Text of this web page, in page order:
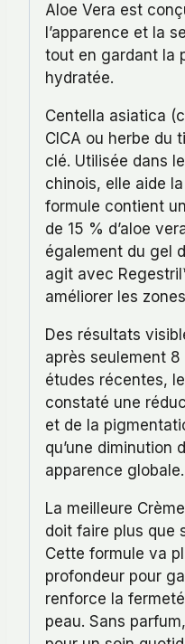
Aloe Vera est
l’apparence et la
tout en gardant la
hydratée.
Centella asiatica
CICA ou herbe du
clé. Utilisée dans
chinois, elle aide
formule contient
de 15 % d’aloe
également du gel
agit avec
améliorer les
Des résultats
après seulement 8
études récentes,
constaté une
et de la
qu’une diminution
apparence globale.
La meilleure
doit faire plus que
Cette formule va
profondeur pour
renforce la
peau. Sans